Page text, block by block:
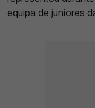
equipa de juniores